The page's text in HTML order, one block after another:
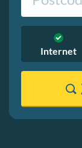
Internet